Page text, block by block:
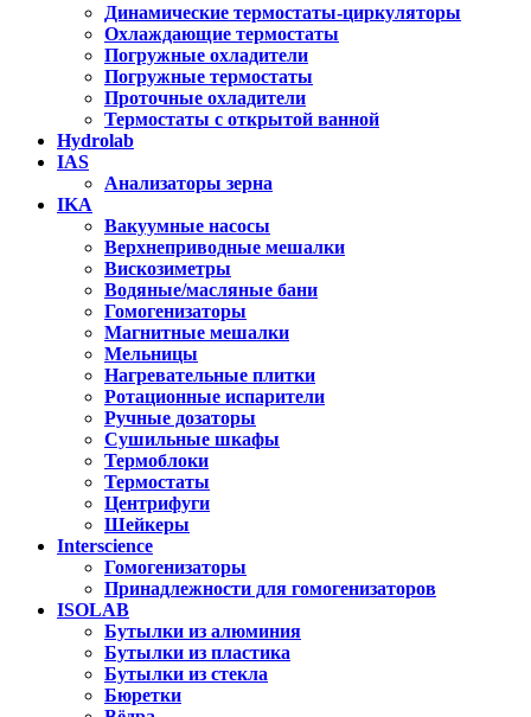
Динамические термостаты-циркуляторы
Охлаждающие термостаты
Погружные охладители
Погружные термостаты
Проточные охладители
Термостаты с открытой ванной
Hydrolab
IAS
Анализаторы зерна
IKA
Вакуумные насосы
Верхнеприводные мешалки
Вискозиметры
Водяные/масляные бани
Гомогенизаторы
Магнитные мешалки
Мельницы
Нагревательные плитки
Ротационные испарители
Ручные дозаторы
Сушильные шкафы
Термоблоки
Термостаты
Центрифуги
Шейкеры
Interscience
Гомогенизаторы
Принадлежности для гомогенизаторов
ISOLAB
Бутылки из алюминия
Бутылки из пластика
Бутылки из стекла
Бюретки